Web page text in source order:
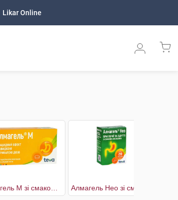
Likar Online